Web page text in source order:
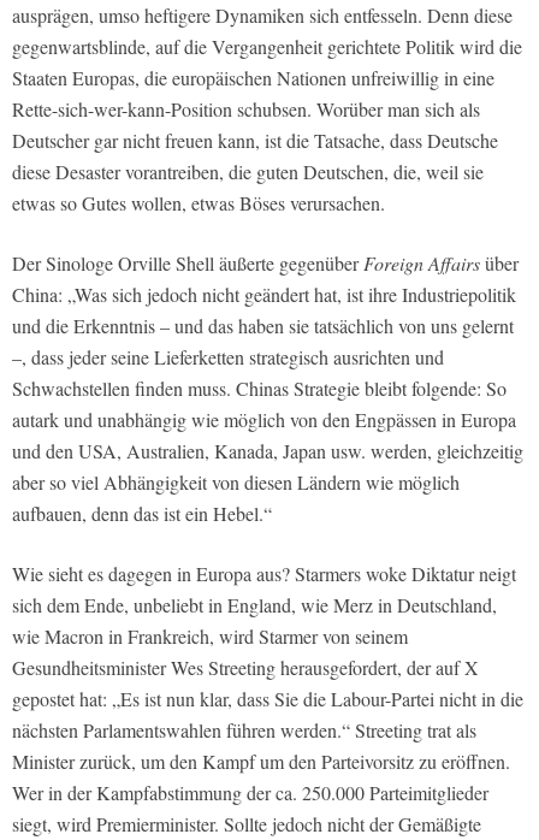
ausprägen, umso heftigere Dynamiken sich entfesseln. Denn diese
gegenwartsblinde, auf die Vergangenheit gerichtete Politik wird die
Staaten Europas, die europäischen Nationen unfreiwillig in eine
Rette-sich-wer-kann-Position schubsen. Worüber man sich als
Deutscher gar nicht freuen kann, ist die Tatsache, dass Deutsche
diese Desaster vorantreiben, die guten Deutschen, die, weil sie
etwas so Gutes wollen, etwas Böses verursachen.
Der Sinologe Orville Shell äußerte gegenüberForeign Affairsüber
China: „Was sich jedoch nicht geändert hat, ist ihre Industriepolitik
und die Erkenntnis – und das haben sie tatsächlich von uns gelernt
–, dass jeder seine Lieferketten strategisch ausrichten und
Schwachstellen finden muss. Chinas Strategie bleibt folgende: So
autark und unabhängig wie möglich von den Engpässen in Europa
und den USA, Australien, Kanada, Japan usw. werden, gleichzeitig
aber so viel Abhängigkeit von diesen Ländern wie möglich
aufbauen, denn das ist ein Hebel.“
Wie sieht es dagegen in Europa aus? Starmers woke Diktatur neigt
sich dem Ende, unbeliebt in England, wie Merz in Deutschland,
wie Macron in Frankreich, wird Starmer von seinem
Gesundheitsminister Wes Streeting herausgefordert, der auf X
gepostet hat: „Es ist nun klar, dass Sie die Labour-Partei nicht in die
nächsten Parlamentswahlen führen werden.“ Streeting trat als
Minister zurück, um den Kampf um den Parteivorsitz zu eröffnen.
Wer in der Kampfabstimmung der ca. 250.000 Parteimitglieder
siegt, wird Premierminister. Sollte jedoch nicht der Gemäßigte